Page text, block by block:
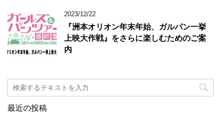
2023/12/22
『洲本オリオン年末年始、ガルパン一挙
上映大作戦』をさらに楽しむためのご案
内
最近の投稿